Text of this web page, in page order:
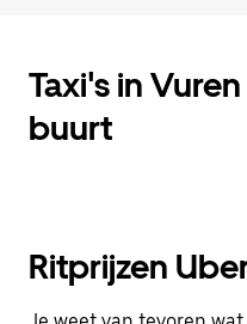
Taxi's in
buurt
Ritprijzen